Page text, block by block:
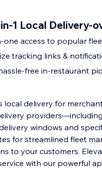
1 Local Delivery-
one access to popular
tracking links &
free in-restaurant
local delivery for
windows and
for streamlined fleet
to your customers.
with our powerful